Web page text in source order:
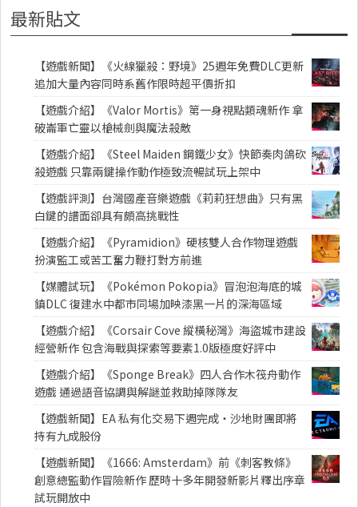
最新貼文
【遊戲新聞】《火線獵殺：野境》25週年免費DLC更新
追加大量內容同時系舊作限時超平價折扣
【遊戲介紹】《Valor Mortis》第一身視點類魂新作 拿
破崙軍亡靈以槍械劍與魔法殺敵
【遊戲介紹】《Steel Maiden 鋼鐵少女》快節奏肉鴿砍
殺遊戲 只靠兩鍵操作動作極致流暢試玩上架中
【遊戲評測】台灣國產音樂遊戲《莉莉狂想曲》只有黑
白鍵的譜面卻具有頗高挑戰性
【遊戲介紹】《Pyramidion》硬核雙人合作物理遊戲
扮演監工或苦工奮力鞭打對方前進
【媒體試玩】《Pokémon Pokopia》冒泡泡海底的城
鎮DLC 復建水中都市同場加映漆黑一片的深海區域
【遊戲介紹】《Corsair Cove 縱橫秘灣》海盜城市建設
經營新作 包含海戰與探索等要素1.0版極度好評中
【遊戲介紹】《Sponge Break》四人合作木筏舟動作
遊戲 通過語音協調與解謎並救助掉隊隊友
【遊戲新聞】EA 私有化交易下週完成・沙地財團即將
持有九成股份
【遊戲新聞】《1666: Amsterdam》前《刺客教條》
創意總監動作冒險新作 歷時十多年開發新影片釋出序章
試玩開放中